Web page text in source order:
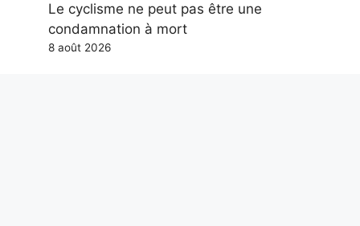
Le cyclisme ne peut pas être une
condamnation à mort
8 août 2026